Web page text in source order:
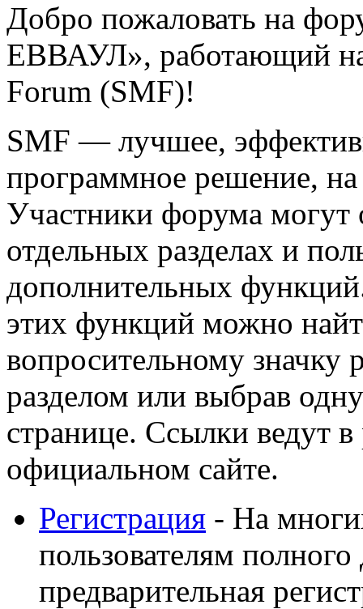
Добро пожаловать на
ЕВВАУЛ», работающий
Forum (SMF)!
SMF — лучшее,
программное решение, на
Участники форума могут
отдельных разделах и
дополнительных
этих функций можно
вопросительному значку
разделом или выбрав
странице. Ссылки ведут
официальном сайте.
Регистрация - На
пользователям полного
предварительная